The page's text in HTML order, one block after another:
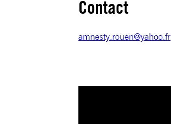
Contact
amnesty.rouen@yahoo.fr